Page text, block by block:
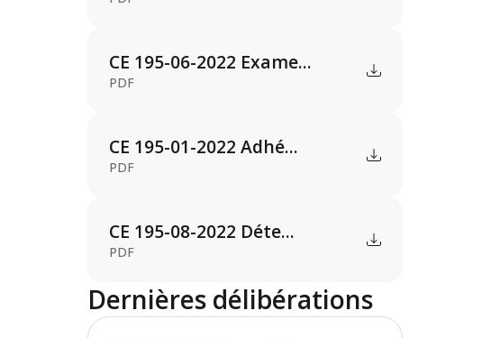
CE 195-06-2022 Exame...
PDF
CE 195-01-2022 Adhé...
PDF
CE 195-08-2022 Déte...
PDF
Dernières délibérations